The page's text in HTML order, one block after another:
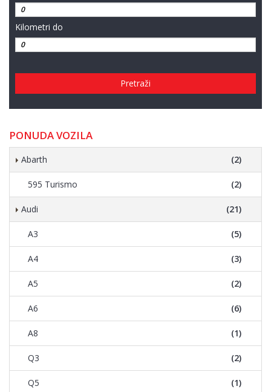
Kilometri do
Pretraži
PONUDA VOZILA
Abarth (2)
595 Turismo (2)
Audi (21)
A3 (5)
A4 (3)
A5 (2)
A6 (6)
A8 (1)
Q3 (2)
Q5 (1)